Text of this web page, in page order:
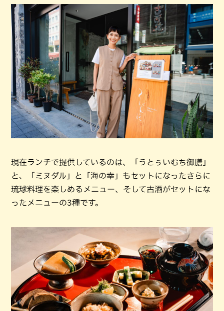
現在ランチで提供しているのは、「うとぅいむち御膳」
と、「ミヌダル」と「海の幸」もセットになったさらに
琉球料理を楽しめるメニュー、そして古酒がセットにな
ったメニューの3種です。